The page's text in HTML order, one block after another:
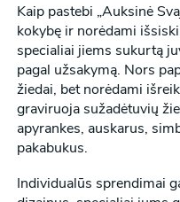
Kaip pastebi „Auksinė
kokybę ir norėdami
specialiai jiems sukurtą
pagal užsakymą. Nors
žiedai, bet norėdami
graviruoja sužadėtuvių
apyrankes, auskarus,
pakabukus.
Individualūs sprendimai